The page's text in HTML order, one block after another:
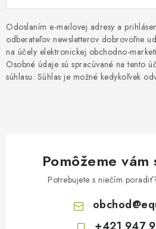
v
ý
p
i
s
Odoslaním e-mailovej adresy a
odberateľov newsletterov dobrovoľne
na účely elektronickej obchodno-
Osobné údaje sú spracúvané na tento
súhlasu. Súhlas je možné kedykoľvek
Pomôžeme
Potrebujete s niečím
obchod@
+421 947